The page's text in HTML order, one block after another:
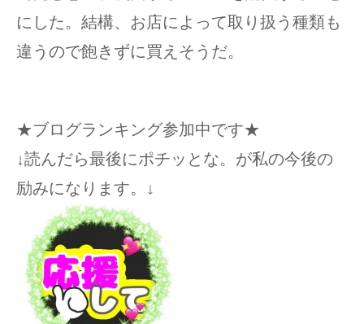
にした。結構、お店によって取り扱う種類も
違うので飽きずに買えそうだ。
★ブログランキング参加中です★
↓読んだら最後にポチッとな。が私の今後の
励みになります。↓